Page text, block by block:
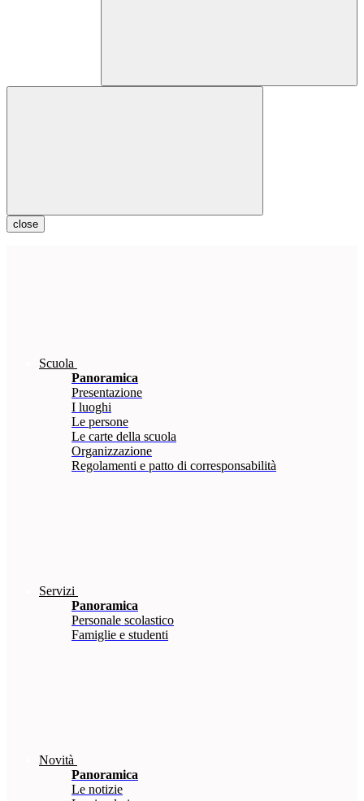
close
Scuola
Panoramica
Presentazione
I luoghi
Le persone
Le carte della scuola
Organizzazione
Regolamenti e patto di corresponsabilità
Servizi
Panoramica
Personale scolastico
Famiglie e studenti
Novità
Panoramica
Le notizie